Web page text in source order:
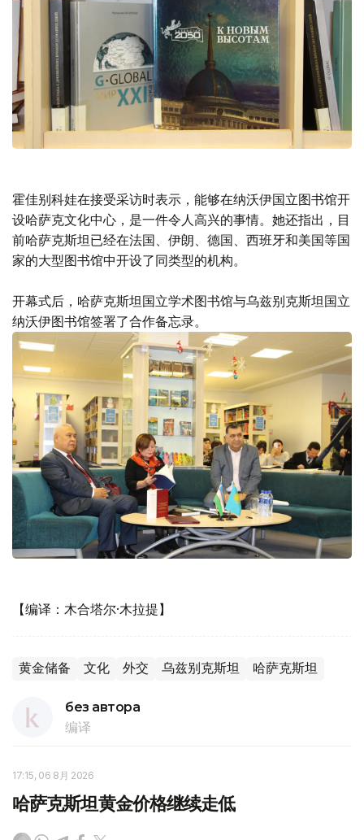
霍佳别科娃在接受采访时表示，能够在纳沃伊国立图书馆开
设哈萨克文化中心，是一件令人高兴的事情。她还指出，目
前哈萨克斯坦已经在法国、伊朗、德国、西班牙和美国等国
家的大型图书馆中开设了同类型的机构。
开幕式后，哈萨克斯坦国立学术图书馆与乌兹别克斯坦国立
纳沃伊图书馆签署了合作备忘录。
【编译：木合塔尔·木拉提】
黄金储备 文化 外交 乌兹别克斯坦 哈萨克斯坦
без автора
编译
17:15, 06 8月 2026
哈萨克斯坦黄金价格继续走低